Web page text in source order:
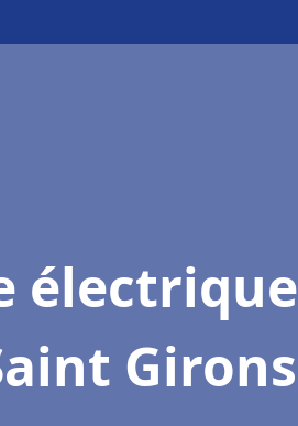
électrique
Girons